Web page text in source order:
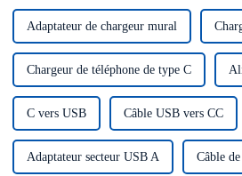
Adaptateur de chargeur mural
Chargeur de téléphone de type C
C vers USB Câble USB vers CC
Adaptateur secteur USB A Câble